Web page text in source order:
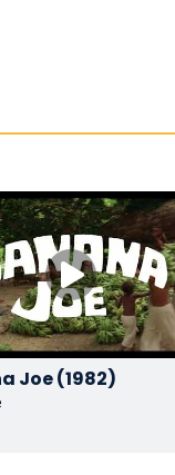
Banana Joe (1982)